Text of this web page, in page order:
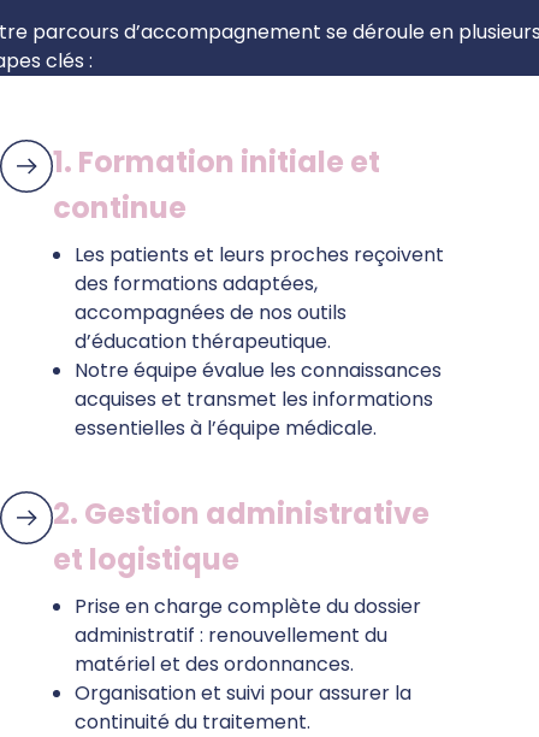
parcours d’accompagnement se déroule en
clés :
1. Formation initiale et
continue
Les patients et leurs proches reçoivent
des formations adaptées,
accompagnées de nos outils
d’éducation thérapeutique.
Notre équipe évalue les connaissances
acquises et transmet les informations
essentielles à l’équipe médicale.
2. Gestion administrative
et logistique
Prise en charge complète du dossier
administratif : renouvellement du
matériel et des ordonnances.
Organisation et suivi pour assurer la
continuité du traitement.